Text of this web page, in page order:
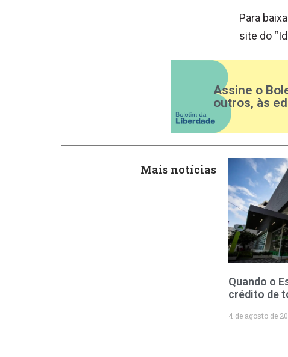
Para
site do
Assine o
outros, às
Mais notícias
Quando o
crédito de
4 de agosto de